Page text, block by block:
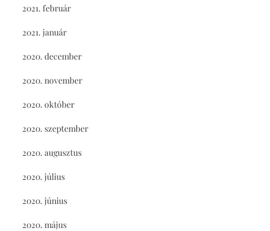
2021. február
2021. január
2020. december
2020. november
2020. október
2020. szeptember
2020. augusztus
2020. július
2020. június
2020. május